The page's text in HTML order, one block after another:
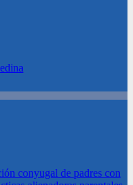
conyugal de padres con